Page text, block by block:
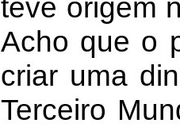
teve origem
Acho que o
criar uma
Terceiro